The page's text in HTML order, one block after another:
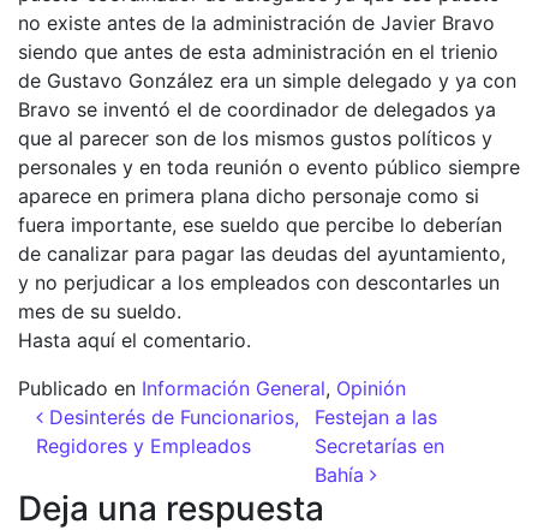
no existe antes de la administración de Javier Bravo
siendo que antes de esta administración en el trienio
de Gustavo González era un simple delegado y ya con
Bravo se inventó el de coordinador de delegados ya
que al parecer son de los mismos gustos políticos y
personales y en toda reunión o evento público siempre
aparece en primera plana dicho personaje como si
fuera importante, ese sueldo que percibe lo deberían
de canalizar para pagar las deudas del ayuntamiento,
y no perjudicar a los empleados con descontarles un
mes de su sueldo.
Hasta aquí el comentario.
Publicado en Información General, Opinión
Navegación de entradas
Desinterés de Funcionarios,
Regidores y Empleados
Festejan a las
Secretarías en
Bahía
Deja una respuesta